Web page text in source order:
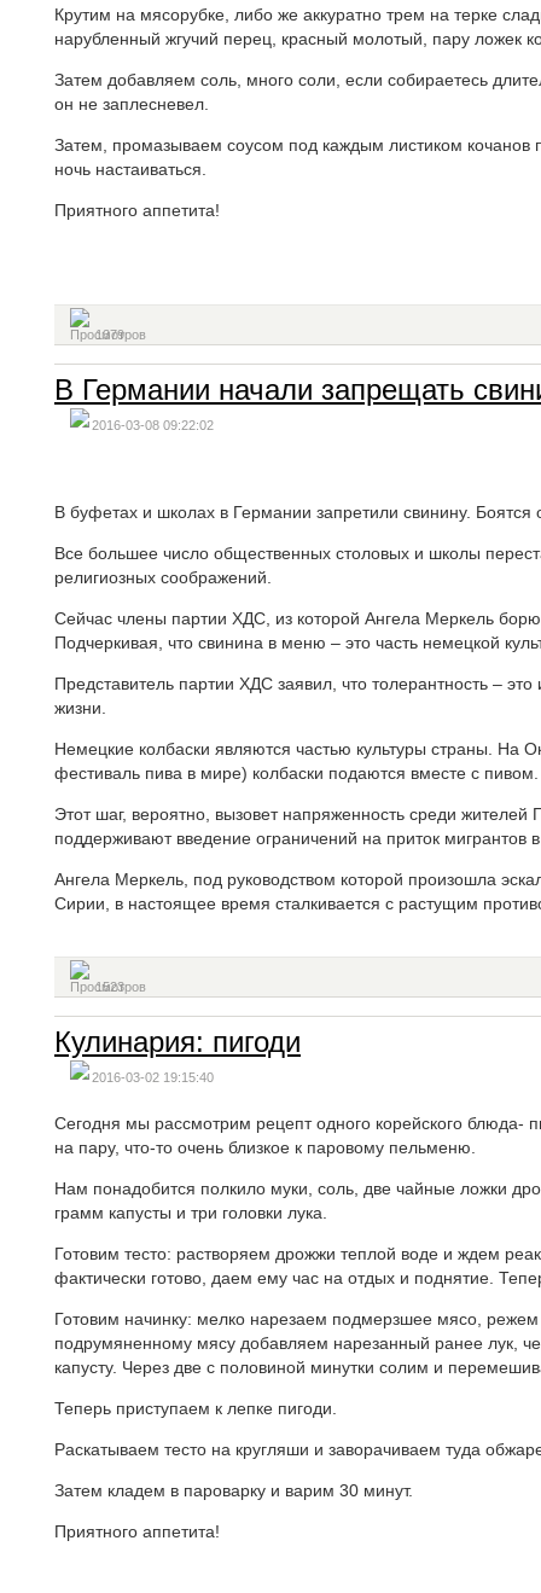
Крутим на мясорубке, либо же аккуратно трем на терке
нарубленный жгучий перец, красный молотый, пару ложек
Затем добавляем соль, много соли, если собираетесь
он не заплесневел.
Затем, промазываем соусом под каждым листиком кочанов
ночь настаиваться.
Приятного аппетита!
1379
В Германии начали запрещать
2016-03-08 09:22:02
В буфетах и школах в Германии запретили свинину. Боятся
Все большее число общественных столовых и школы
религиозных соображений.
Сейчас члены партии ХДС, из которой Ангела Меркель
Подчеркивая, что свинина в меню – это часть немецкой
Представитель партии ХДС заявил, что толерантность –
жизни.
Немецкие колбаски являются частью культуры страны.
фестиваль пива в мире) колбаски подаются вместе с пивом.
Этот шаг, вероятно, вызовет напряженность среди
поддерживают введение ограничений на приток мигрантов в
Ангела Меркель, под руководством которой произошла
Сирии, в настоящее время сталкивается с растущим
1523
Кулинария: пигоди
2016-03-02 19:15:40
Сегодня мы рассмотрим рецепт одного корейского блюда-
на пару, что-то очень близкое к паровому пельменю.
Нам понадобится полкило муки, соль, две чайные ложки
грамм капусты и три головки лука.
Готовим тесто: растворяем дрожжи теплой воде и ждем
фактически готово, даем ему час на отдых и поднятие.
Готовим начинку: мелко нарезаем подмерзшее мясо,
подрумяненному мясу добавляем нарезанный ранее лук,
капусту. Через две с половиной минутки солим и
Теперь приступаем к лепке пигоди.
Раскатываем тесто на кругляши и заворачиваем туда
Затем кладем в пароварку и варим 30 минут.
Приятного аппетита!